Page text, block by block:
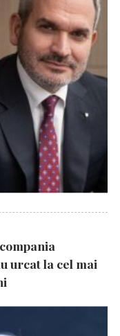
urcat la cel mai